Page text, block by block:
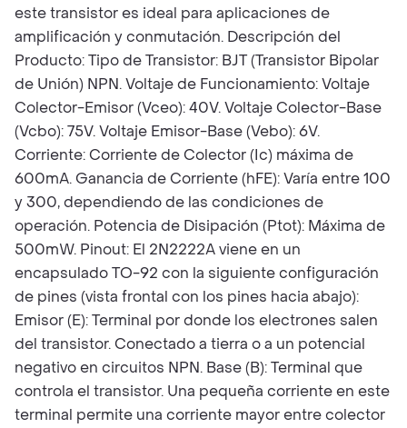
este transistor es ideal para aplicaciones de
amplificación y conmutación. Descripción del
Producto: Tipo de Transistor: BJT (Transistor Bipolar
de Unión) NPN. Voltaje de Funcionamiento: Voltaje
Colector-Emisor (Vceo): 40V. Voltaje Colector-Base
(Vcbo): 75V. Voltaje Emisor-Base (Vebo): 6V.
Corriente: Corriente de Colector (Ic) máxima de
600mA. Ganancia de Corriente (hFE): Varía entre 100
y 300, dependiendo de las condiciones de
operación. Potencia de Disipación (Ptot): Máxima de
500mW. Pinout: El 2N2222A viene en un
encapsulado TO-92 con la siguiente configuración
de pines (vista frontal con los pines hacia abajo):
Emisor (E): Terminal por donde los electrones salen
del transistor. Conectado a tierra o a un potencial
negativo en circuitos NPN. Base (B): Terminal que
controla el transistor. Una pequeña corriente en este
terminal permite una corriente mayor entre colector